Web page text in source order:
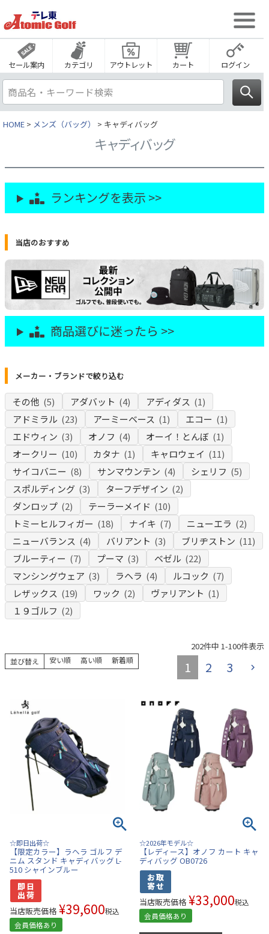
セール案内 カテゴリ アウトレット カート ログイン
HOME メンズ（バッグ） キャディバッグ
キャディバッグ
ランキングを表示 >>
当店のおすすめ
商品選びに迷ったら >>
メーカー・ブランドで絞り込む
その他 (5) アダバット (4) アディダス (1)
アドミラル (23) アーミーベース (1) エコー (1)
エドウィン (3) オノフ (4) オーイ！とんぼ (1)
オークリー (10) カタナ (1) キャロウェイ (11)
サイコバニー (8) サンマウンテン (4) シェリフ (5)
スポルディング (3) ターフデザイン (2)
ダンロップ (2) テーラーメイド (10)
トミーヒルフィガー (18) ナイキ (7) ニューエラ (2)
ニューバランス (4) バリアント (3) ブリヂストン (11)
ブルーティー (7) プーマ (3) ベゼル (22)
マンシングウェア (3) ラヘラ (4) ルコック (7)
レザックス (19) ワック (2) ヴァリアント (1)
１９ゴルフ (2)
並び替え 安い順 高い順 新着順
202件中 1-100件表示
1 2 3
☆即日出荷☆
【限定カラー】ラヘラ ゴルフ デ
ニム スタンド キャディバッグ L-
510 シャインブルー
当店販売価格 ¥39,600税込
会員価格あり
☆2026年モデル☆
【レディース】オノフ カート キャ
ディバッグ OB0726
当店販売価格 ¥33,000税込
会員価格あり